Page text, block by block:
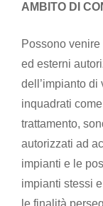
AMBITO DI
Possono
ed esterni
dell’impianto
inquadrati
trattamento,
autorizzati ad
impianti e le
impianti stessi
le finalità